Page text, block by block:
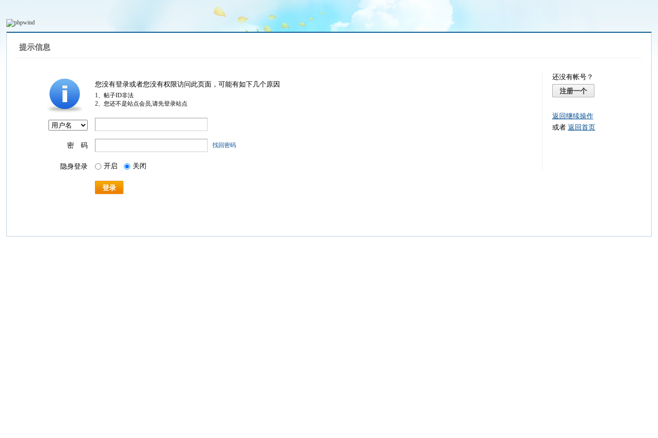
提示信息
您没有登录或者您没有权限访问此页面，可能有如下几个原因
1、帖子ID非法
2、您还不是站点会员,请先登录站点
密 码 找回密码
隐身登录 开启 关闭
登录
还没有帐号？
注册一个
返回继续操作
或者 返回首页